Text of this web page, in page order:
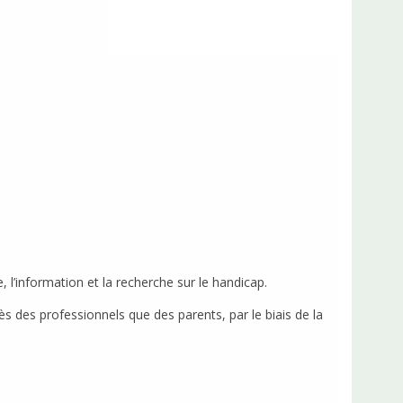
l’information et la recherche sur le handicap.
des professionnels que des parents, par le biais de la